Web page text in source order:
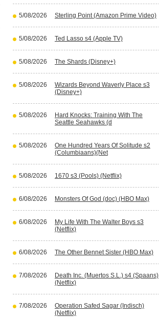
5/08/2026 Sterling Point (Amazon Prime Video)
5/08/2026 Ted Lasso s4 (Apple TV)
5/08/2026 The Shards (Disney+)
5/08/2026
Wizards Beyond Waverly Place s3
(Disney+)
5/08/2026
Hard Knocks: Training With The
Seattle Seahawks (d
5/08/2026
One Hundred Years Of Solitude s2
(Columbiaans)(Net
5/08/2026 1670 s3 (Pools) (Netflix)
6/08/2026 Monsters Of God (doc) (HBO Max)
6/08/2026
My Life With The Walter Boys s3
(Netflix)
6/08/2026 The Other Bennet Sister (HBO Max)
7/08/2026
Death Inc. (Muertos S.L.) s4 (Spaans)
(Netflix)
7/08/2026
Operation Safed Sagar (Indisch)
(Netflix)